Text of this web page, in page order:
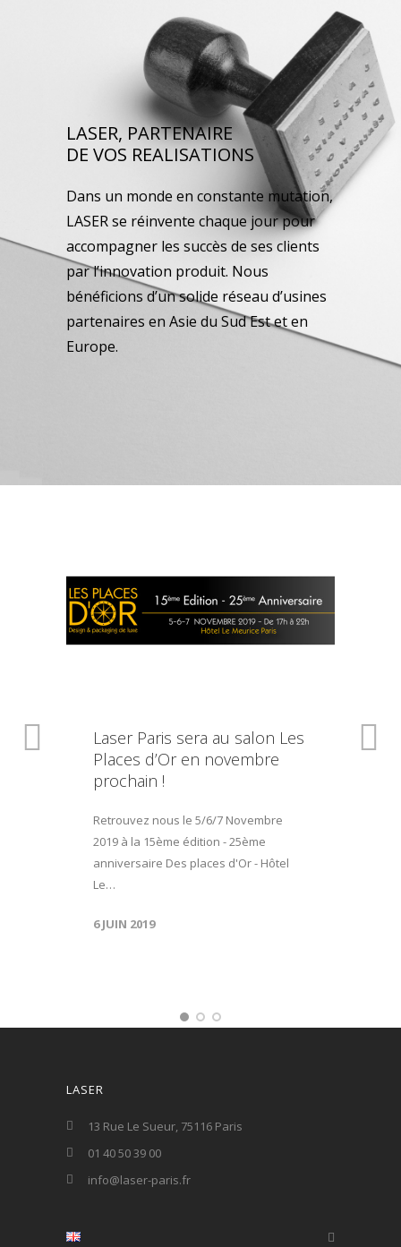
LASER, PARTENAIRE
DE VOS REALISATIONS
Dans un monde en constante mutation,
LASER se réinvente chaque jour pour
accompagner les succès de ses clients
par l’innovation produit. Nous
bénéficions d’un solide réseau d’usines
partenaires en Asie du Sud Est et en
Europe.
Laser Paris sera au salon Les
Places d’Or en novembre
prochain !
Retrouvez nous le 5/6/7 Novembre
2019 à la 15ème édition - 25ème
anniversaire Des places d'Or - Hôtel
Le…
6 JUIN 2019
LASER
13 Rue Le Sueur, 75116 Paris
01 40 50 39 00
info@laser-paris.fr